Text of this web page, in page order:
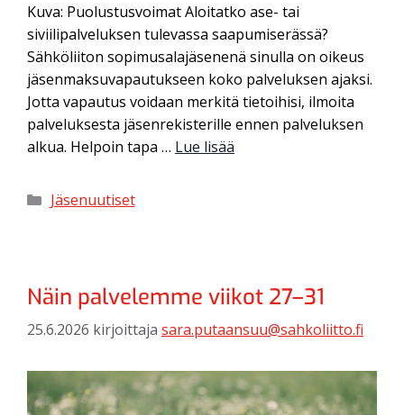
Kuva: Puolustusvoimat Aloitatko ase- tai
siviilipalveluksen tulevassa saapumiserässä?
Sähköliiton sopimusalajäsenenä sinulla on oikeus
jäsenmaksuvapautukseen koko palveluksen ajaksi.
Jotta vapautus voidaan merkitä tietoihisi, ilmoita
palveluksesta jäsenrekisterille ennen palveluksen
alkua. Helpoin tapa … Lue lisää
Jäsenuutiset
Näin palvelemme viikot 27–31
25.6.2026 kirjoittaja sara.putaansuu@sahkoliitto.fi